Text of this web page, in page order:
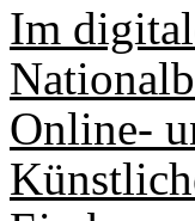
Im
Online-